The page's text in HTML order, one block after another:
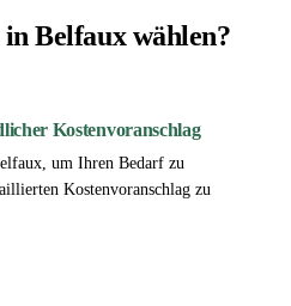
Belfaux wählen?
Kostenvoranschlag
um Ihren Bedarf zu
Kostenvoranschlag zu